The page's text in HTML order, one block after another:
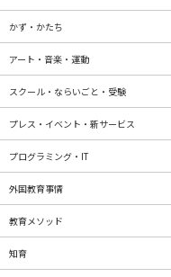
かず・かたち
アート・音楽・運動
スクール・ならいごと・受験
プレス・イベント・新サービス
プログラミング・IT
外国教育事情
教育メソッド
知育